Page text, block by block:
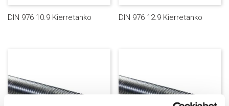
DIN 976 10.9 Kierretanko DIN 976 12.9 Kierretanko